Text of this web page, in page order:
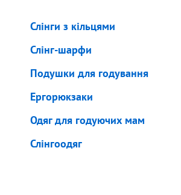
Слінги з кільцями
Слінг-шарфи
Подушки для годування
Ергорюкзаки
Одяг для годуючих мам
Слінгоодяг